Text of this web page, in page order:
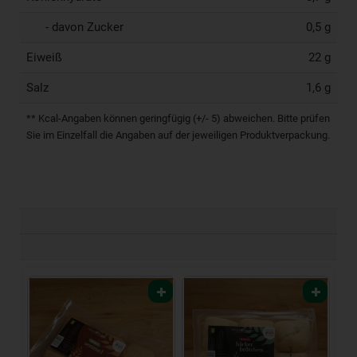
- davon Zucker 0,5 g
Eiweiß 22 g
Salz 1,6 g
** Kcal-Angaben können geringfügig (+/- 5) abweichen. Bitte prüfen
Sie im Einzelfall die Angaben auf der jeweiligen Produktverpackung.